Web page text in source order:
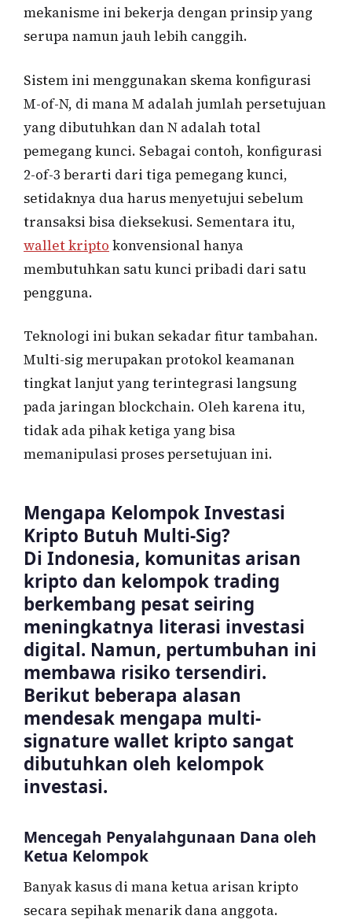
mekanisme ini bekerja dengan prinsip yang
serupa namun jauh lebih canggih.
Sistem ini menggunakan skema konfigurasi
M-of-N, di mana M adalah jumlah persetujuan
yang dibutuhkan dan N adalah total
pemegang kunci. Sebagai contoh, konfigurasi
2-of-3 berarti dari tiga pemegang kunci,
setidaknya dua harus menyetujui sebelum
transaksi bisa dieksekusi. Sementara itu,
wallet kripto konvensional hanya
membutuhkan satu kunci pribadi dari satu
pengguna.
Teknologi ini bukan sekadar fitur tambahan.
Multi-sig merupakan protokol keamanan
tingkat lanjut yang terintegrasi langsung
pada jaringan blockchain. Oleh karena itu,
tidak ada pihak ketiga yang bisa
memanipulasi proses persetujuan ini.
Mengapa Kelompok Investasi
Kripto Butuh Multi-Sig?
Di Indonesia, komunitas arisan
kripto dan kelompok trading
berkembang pesat seiring
meningkatnya literasi investasi
digital. Namun, pertumbuhan ini
membawa risiko tersendiri.
Berikut beberapa alasan
mendesak mengapa multi-
signature wallet kripto sangat
dibutuhkan oleh kelompok
investasi.
Mencegah Penyalahgunaan Dana oleh
Ketua Kelompok
Banyak kasus di mana ketua arisan kripto
secara sepihak menarik dana anggota.